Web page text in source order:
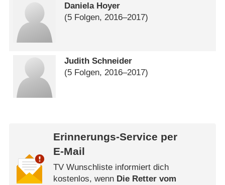
Daniela Hoyer
(5 Folgen, 2016⁠–⁠2017)
Judith Schneider
(5 Folgen, 2016⁠–⁠2017)
Erinnerungs-Service per
E-Mail
TV Wunschliste informiert dich
kostenlos, wenn Die Retter vom